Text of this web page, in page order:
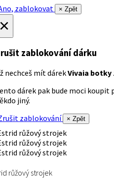
zablokovat
× Zpět
zablokování dárku
nechceš mít dárekVivaia botky
dárek pak bude moci koupit
jiný.
zablokování
× Zpět
růžový strojek